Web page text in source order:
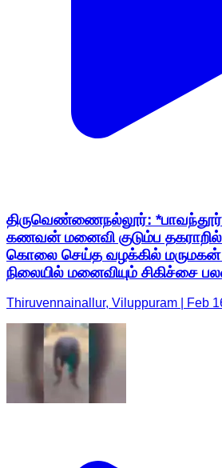
திருவெண்ணைநல்லூர்: *பாவந்தூர்
கணவன் மனைவி குடும்ப தகராறில்
கொலை செய்த வழக்கில் மருமகன்
நிலையில் மனைவியும் சிகிச்சை
Thiruvennainallur, Viluppuram | Feb